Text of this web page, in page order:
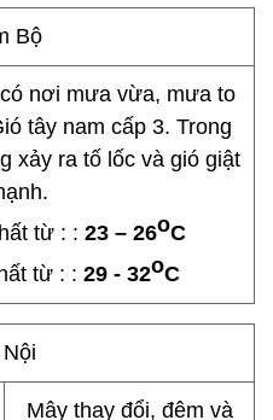
Bộ
nơi mưa vừa, mưa to
tây nam cấp 3. Trong
xảy ra tố lốc và gió giật
từ : : 23 – 26oC
từ : : 29 - 32oC
Mây thay đổi, đêm và